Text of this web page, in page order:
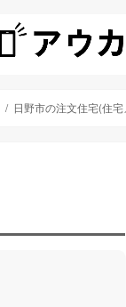
日野市の注文住宅(住